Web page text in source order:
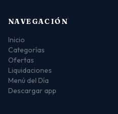
NAVEGACIÓN
Inicio
Categorías
Ofertas
Liquidaciones
Menú del Día
Descargar app